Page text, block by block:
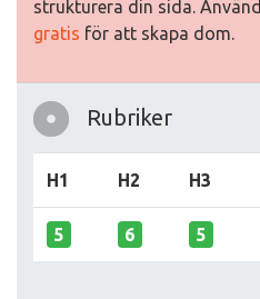
strukturera din sida. Använd
gratis för att skapa dom.
Rubriker
H1 H2 H3
5 6 5